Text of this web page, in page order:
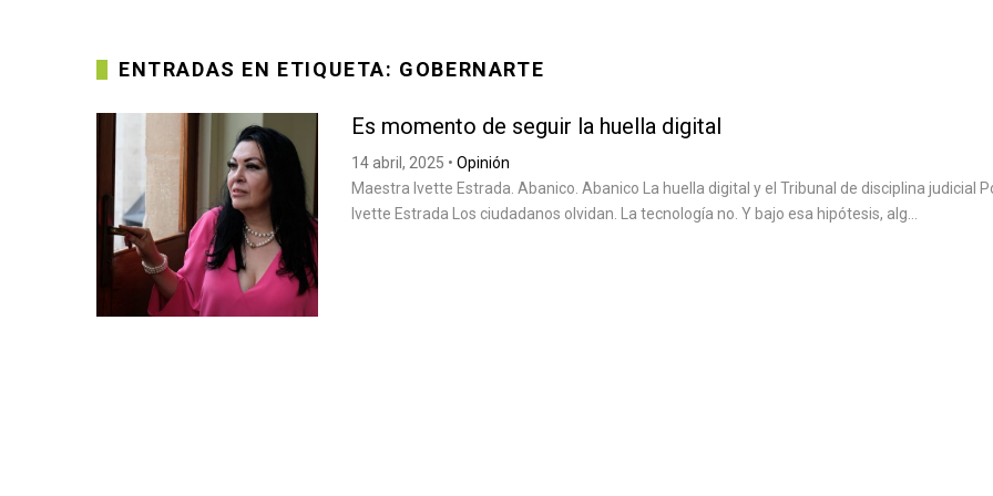
ENTRADAS EN ETIQUETA: GOBERNARTE
Es momento de seguir la huella digital
14 abril, 2025 • Opinión
Maestra Ivette Estrada. Abanico. Abanico La huella digital y el Tribunal de disciplina judicial
Ivette Estrada Los ciudadanos olvidan. La tecnología no. Y bajo esa hipótesis, alg...